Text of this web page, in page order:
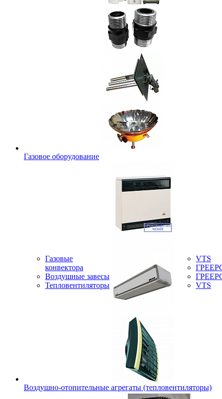
Газовое оборудование
Газовые
конвектора
Воздушные завесы
Тепловентиляторы
VTS
VTS
Воздушно-отопительные агрегаты (тепловентиляторы)